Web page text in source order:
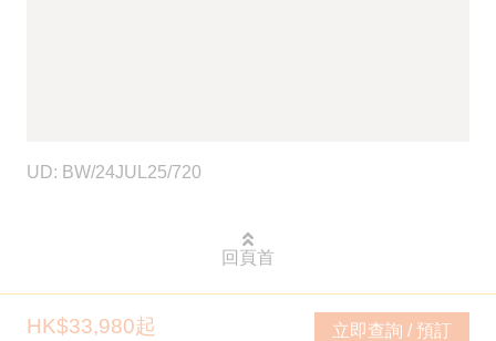
UD: BW/24JUL25/720
立即查詢 / 預訂
HK$33,980起
回頁首